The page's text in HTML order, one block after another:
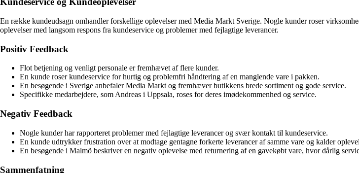
En række kundeudsagn omhandler forskellige oplevelser med Media Markt Sverige. Nogle kunder roser
oplevelser med langsom respons fra kundeservice og problemer med fejlagtige leverancer.
Positiv Feedback
Flot betjening og venligt personale er fremhævet af flere kunder.
En kunde roser kundeservice for hurtig og problemfri håndtering af en manglende vare i pakken.
En besøgende i Sverige anbefaler Media Markt og fremhæver butikkens brede sortiment og gode service.
Specifikke medarbejdere, som Andreas i Uppsala, roses for deres imødekommenhed og service.
Negativ Feedback
Nogle kunder har rapporteret problemer med fejlagtige leverancer og svær kontakt til kundeservice.
En kunde udtrykker frustration over at modtage gentagne forkerte leverancer af samme vare og kalder
En besøgende i Malmö beskriver en negativ oplevelse med returnering af en gavekøbt vare, hvor dårlig
Sammenfatning